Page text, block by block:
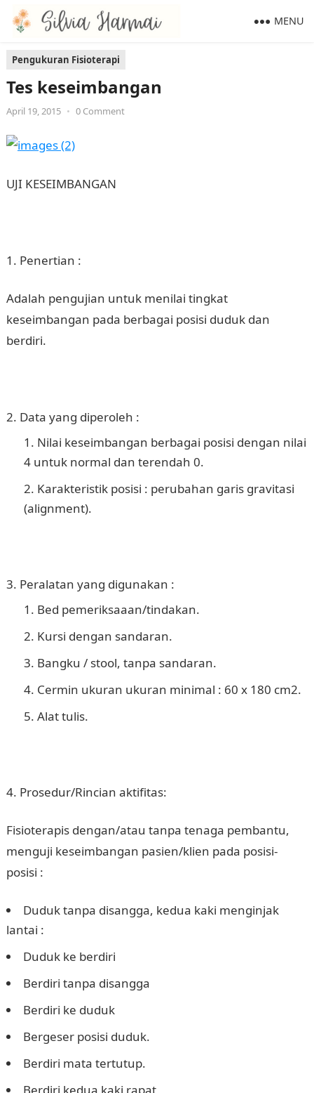
MENU
Pengukuran Fisioterapi
Tes keseimbangan
April 19, 2015 • 0 Comment
UJI KESEIMBANGAN
Penertian :
Adalah pengujian untuk menilai tingkat
keseimbangan pada berbagai posisi duduk dan
berdiri.
Data yang diperoleh :
Nilai keseimbangan berbagai posisi dengan nilai
4 untuk normal dan terendah 0.
Karakteristik posisi : perubahan garis gravitasi
(alignment).
Peralatan yang digunakan :
Bed pemeriksaaan/tindakan.
Kursi dengan sandaran.
Bangku / stool, tanpa sandaran.
Cermin ukuran ukuran minimal : 60 x 180 cm2.
Alat tulis.
Prosedur/Rincian aktifitas:
Fisioterapis dengan/atau tanpa tenaga pembantu,
menguji keseimbangan pasien/klien pada posisi-
posisi :
Duduk tanpa disangga, kedua kaki menginjak
lantai :
Duduk ke berdiri
Berdiri tanpa disangga
Berdiri ke duduk
Bergeser posisi duduk.
Berdiri mata tertutup.